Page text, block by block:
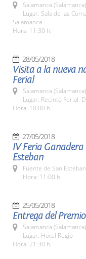
Salamanca (Salamanca)
Lugar: Sala de las
Salamanca
Hora: 11:30 h.
28/05/2018
Visita a la nueva
Ferial
Salamanca (Salamanca)
Lugar: Recinto Ferial.
Hora: 10:00 h.
27/05/2018
IV Feria Ganadera
Esteban
Fuente de San
Hora: 11:00 h.
25/05/2018
Entrega del
Salamanca (Salamanca)
Lugar: Hotel Regio
Hora: 21:30 h.